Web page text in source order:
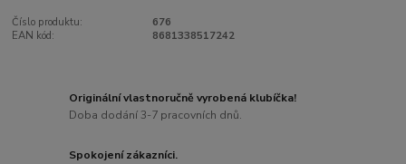
Číslo produktu:
676
EAN kód:
8681338517242
Originální vlastnoručně vyrobená klubíčka!
Doba dodání 3-7 pracovních dnů.
Spokojení zákazníci.